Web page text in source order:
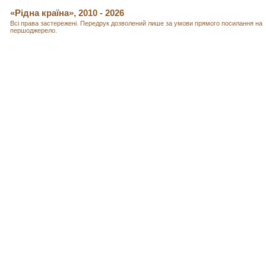
«Рідна країна», 2010 - 2026
Всі права застережені. Передрук дозволений лише за умови прямого посилання на
першоджерело.